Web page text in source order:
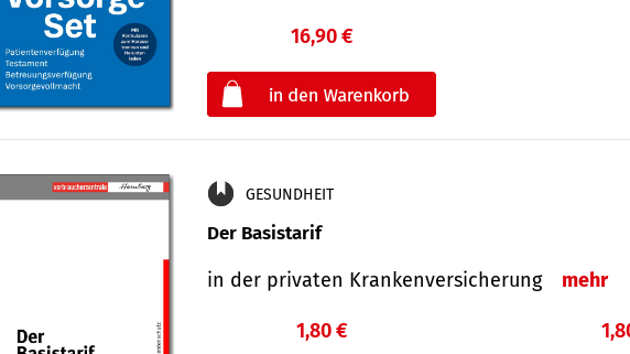
16,90 €
GESUNDHEIT
Der Basistarif
in der privaten Kran­ken­ver­siche­rung mehr
1,80 €